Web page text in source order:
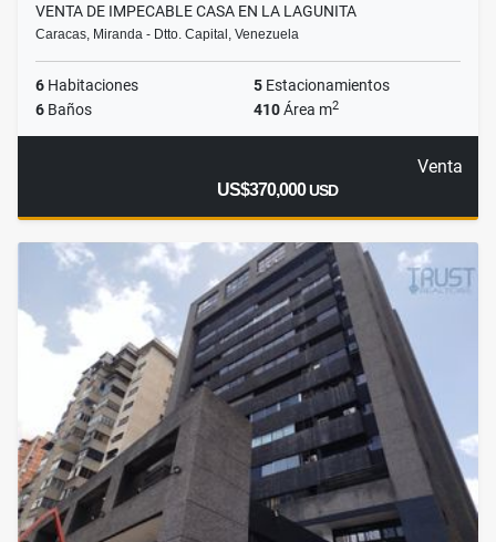
VENTA DE IMPECABLE CASA EN LA LAGUNITA
Caracas, Miranda - Dtto. Capital, Venezuela
6 Habitaciones 5 Estacionamientos
6 Baños 410Área m2
Venta
US$370,000USD